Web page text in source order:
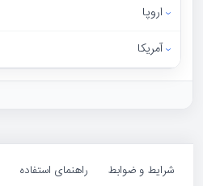
اروپا
آمریکا
شرایط و ضوابط راهنمای استفاده